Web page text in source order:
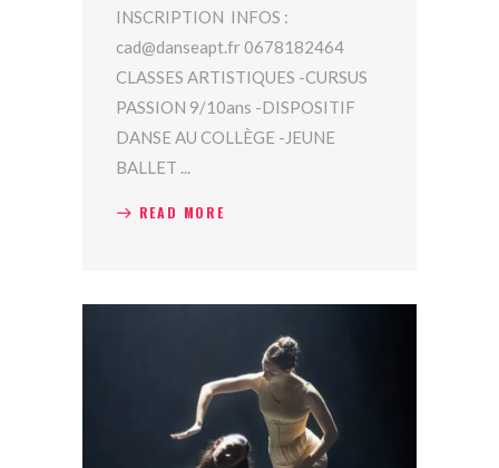
INSCRIPTION INFOS :
cad@danseapt.fr 0678182464
CLASSES ARTISTIQUES -CURSUS
PASSION 9/10ans -DISPOSITIF
DANSE AU COLLÈGE -JEUNE
BALLET
READ MORE